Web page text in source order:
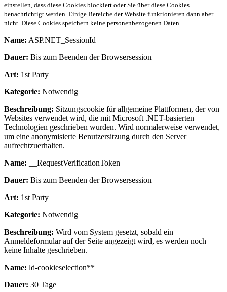
einstellen, dass diese Cookies blockiert oder Sie über diese Cookies
benachrichtigt werden. Einige Bereiche der Website funktionieren dann aber
nicht. Diese Cookies speichern keine personenbezogenen Daten.
Name: ASP.NET_SessionId
Dauer: Bis zum Beenden der Browsersession
Art: 1st Party
Kategorie: Notwendig
Beschreibung: Sitzungscookie für allgemeine Plattformen, der von
Websites verwendet wird, die mit Microsoft .NET-basierten
Technologien geschrieben wurden. Wird normalerweise verwendet,
um eine anonymisierte Benutzersitzung durch den Server
aufrechtzuerhalten.
Name: __RequestVerificationToken
Dauer: Bis zum Beenden der Browsersession
Art: 1st Party
Kategorie: Notwendig
Beschreibung: Wird vom System gesetzt, sobald ein
Anmeldeformular auf der Seite angezeigt wird, es werden noch
keine Inhalte geschrieben.
Name: ld-cookieselection**
Dauer: 30 Tage